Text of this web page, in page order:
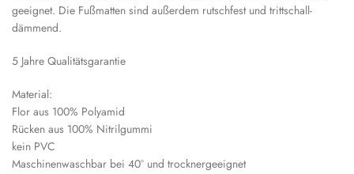
geeignet. Die Fußmatten sind außerdem rutschfest und trittschall-
dämmend.
5 Jahre Qualitätsgarantie
Material:
Flor aus 100% Polyamid
Rücken aus 100% Nitrilgummi
kein PVC
Maschinenwaschbar bei 40° und trocknergeeignet